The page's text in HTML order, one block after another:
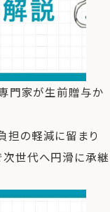
門家が生前贈与か
担の軽減に留まり
次世代へ円滑に承継